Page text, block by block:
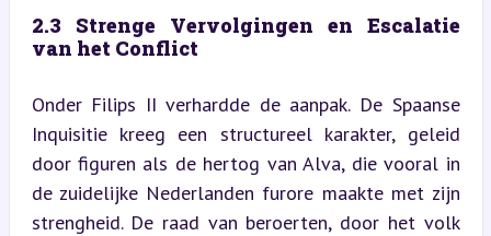
2.3 Strenge Vervolgingen en Escalatie
van het Conflict
Onder Filips II verhardde de aanpak. De Spaanse
Inquisitie kreeg een structureel karakter, geleid
door figuren als de hertog van Alva, die vooral in
de zuidelijke Nederlanden furore maakte met zijn
strengheid. De raad van beroerten, door het volk